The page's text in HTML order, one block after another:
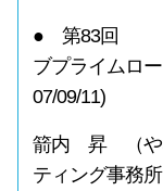
● 第83回 「
ブプライムロ
07/09/11)
箭内 昇 （や
ティング事務所